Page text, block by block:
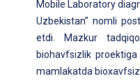
Mobile Laboratory
Uzbekistan” nomli
etdi. Mazkur
biohavfsizlik proektiga
mamlakatda